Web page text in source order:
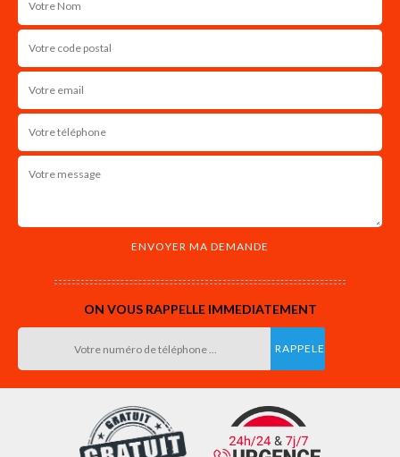
ON VOUS RAPPELLE IMMEDIATEMENT